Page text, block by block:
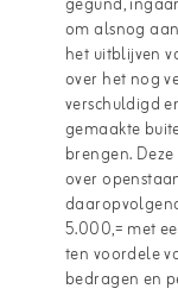
om alsnog
het uitblijven
over het nog
verschuldigd
gemaakte
brengen.
over
5.000,= met
ten voordele
bedragen en